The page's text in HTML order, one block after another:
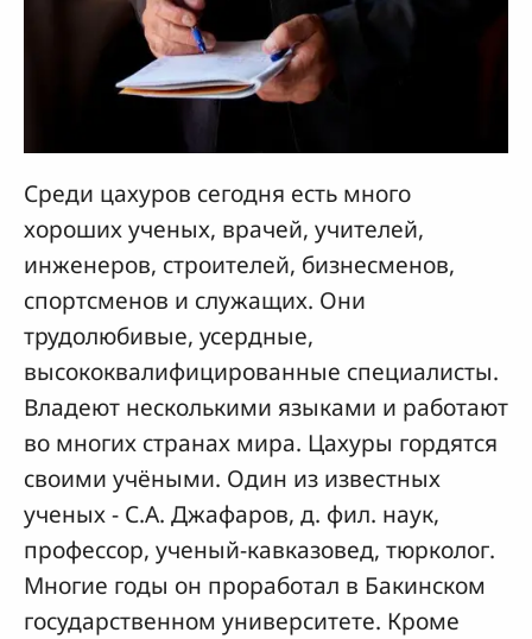
Среди цахуров сегодня есть много
хороших ученых, врачей, учителей,
инженеров, строителей, бизнесменов,
спортсменов и служащих. Они
трудолюбивые, усердные,
высококвалифицированные специалисты.
Владеют несколькими языками и работают
во многих странах мира. Цахуры гордятся
своими учёными. Один из известных
ученых - С.А. Джафаров, д. фил. наук,
профессор, ученый-кавказовед, тюрколог.
Многие годы он проработал в Бакинском
государственном университете. Кроме